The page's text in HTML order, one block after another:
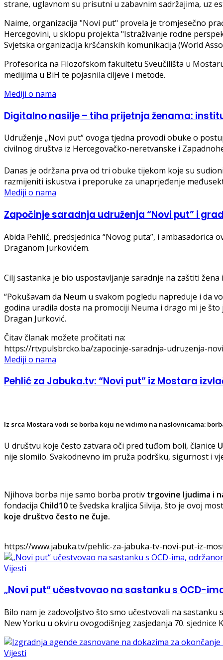
strane, uglavnom su prisutni u zabavnim sadržajima, uz
Naime, organizacija "Novi put" provela je tromjesečno
Hercegovini, u sklopu projekta "Istraživanje rodne
Svjetska organizacija kršćanskih komunikacija (World
Profesorica na Filozofskom fakultetu Sveučilišta u
medijima u BiH te pojasnila ciljeve i metode.
Mediji o nama
Digitalno nasilje – tiha prijetnja ženama:
Udruženje „Novi put“ ovoga tjedna provodi obuke o
civilnog društva iz Hercegovačko-neretvanske i
Danas je održana prva od tri obuke tijekom koje su
razmijeniti iskustva i preporuke za unaprjeđenje
Mediji o nama
Započinje saradnja udruženja “Novi put” i
Abida Pehlić, predsjednica “Novog puta”, i
Draganom Jurkovićem.
Cilj sastanka je bio uspostavljanje saradnje na zaštiti žena
“Pokušavam da Neum u svakom pogledu napreduje i da
godina uradila dosta na promociji Neuma i drago mi je
Dragan Jurković.
Čitav članak možete pročitati na:
https://rtvpulsbrcko.ba/zapocinje-saradnja-udruzenja-
Mediji o nama
Pehlić za Jabuka.tv: “Novi put” iz Mostara
Iz srca Mostara vodi se borba koju ne vidimo na naslovnicama:
U društvu koje često zatvara oči pred tuđom boli, članice
nije slomilo. Svakodnevno im pruža podršku, sigurnost i
Njihova borba nije samo borba protiv trgovine ljudima i
fondacija Child10te švedska kraljica Silvija, što je ovoj
koje društvo često ne čuje.
https://www.jabuka.tv/pehlic-za-jabuka-tv-novi-put-iz-
Vijesti
„Novi put“ učestvovao na sastanku s OCD-
Bilo nam je zadovoljstvo što smo učestvovali na
New Yorku u okviru ovogodišnjeg zasjedanja 70. sjednice
Vijesti